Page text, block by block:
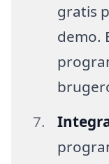
gratis
demo.